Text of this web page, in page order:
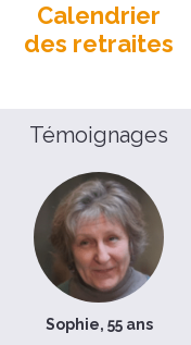
Calendrier
des retraites
Témoignages
Sophie, 55 ans